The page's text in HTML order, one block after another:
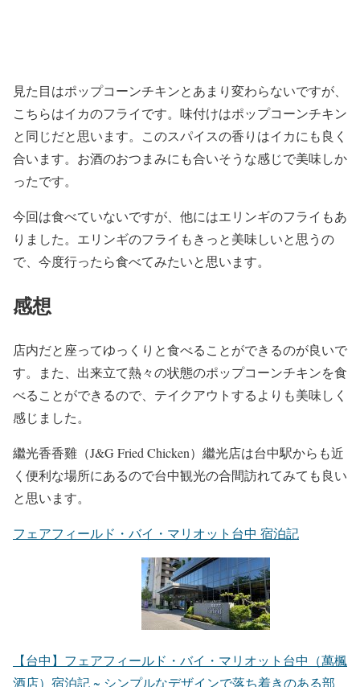
見た目はポップコーンチキンとあまり変わらないですが、
こちらはイカのフライです。味付けはポップコーンチキン
と同じだと思います。このスパイスの香りはイカにも良く
合います。お酒のおつまみにも合いそうな感じで美味しか
ったです。
今回は食べていないですが、他にはエリンギのフライもあ
りました。エリンギのフライもきっと美味しいと思うの
で、今度行ったら食べてみたいと思います。
感想
店内だと座ってゆっくりと食べることができるのが良いで
す。また、出来立て熱々の状態のポップコーンチキンを食
べることができるので、テイクアウトするよりも美味しく
感じました。
繼光香香雞（J&G Fried Chicken）繼光店は台中駅からも近
く便利な場所にあるので台中観光の合間訪れてみても良い
と思います。
フェアフィールド・バイ・マリオット台中 宿泊記
【台中】フェアフィールド・バイ・マリオット台中（萬楓
酒店）宿泊記 ~ シンプルなデザインで落ち着きのある部